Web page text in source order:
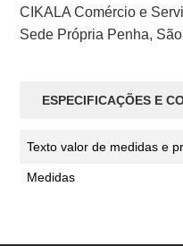
CIKALA Comércio e
Sede Própria Penha,
ESPECIFICAÇÕES E
Texto valor de medidas e
Medidas